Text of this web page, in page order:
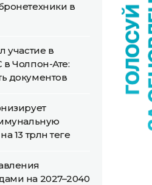
в
участие в
Чолпон-Ате:
документов
13 трлн теңге
на 2027–2040